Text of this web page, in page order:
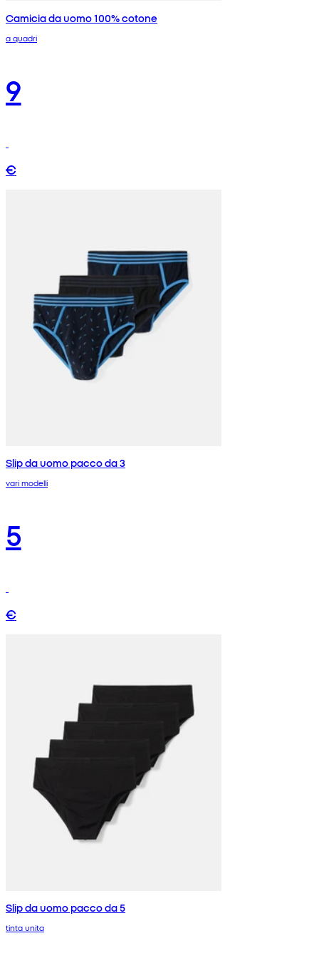
Camicia da uomo 100% cotone
a quadri
9
€
Slip da uomo pacco da 3
vari modelli
5
€
Slip da uomo pacco da 5
tinta unita